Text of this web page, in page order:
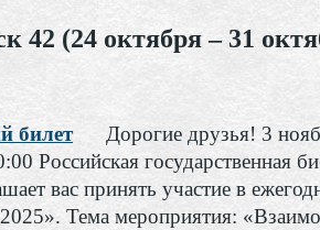
42 (24 октября – 31
билет
Дорогие друзья! 3
Российская государственная
вас принять участие в
Тема мероприятия: